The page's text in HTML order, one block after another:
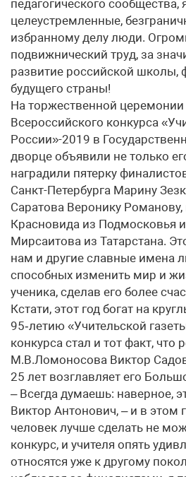
педагогического сообщества,
целеустремленные,
избранному делу люди.
подвижнический труд, за
развитие российской школы,
будущего страны!
На торжественной церемонии
Всероссийского конкурса
России»-2019 в
дворце объявили не только
наградили пятерку
Санкт-Петербурга Марину
Саратова Веронику Романову,
Красновида из Подмосковья
Мирсаитова из Татарстана.
нам и другие славные имена
способных изменить мир и
ученика, сделав его более
Кстати, этот год богат на
95‑летию «Учительской
конкурса стал и тот факт,
М.В.Ломоносова Виктор
25 лет возглавляет его
– Всегда думаешь: наверное,
Виктор Антонович, – и в этом
человек лучше сделать не
конкурс, и учителя опять
относятся уже к другому